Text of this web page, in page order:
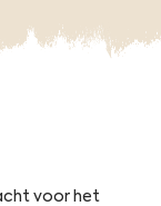
voor het